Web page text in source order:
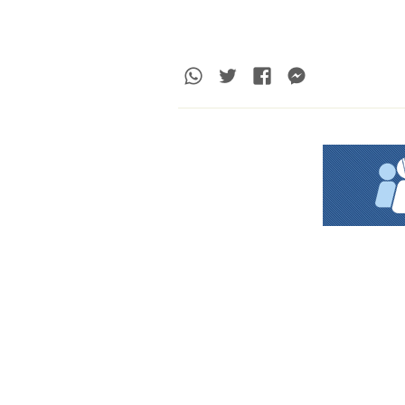
Whatsapp
TwitterFacebook